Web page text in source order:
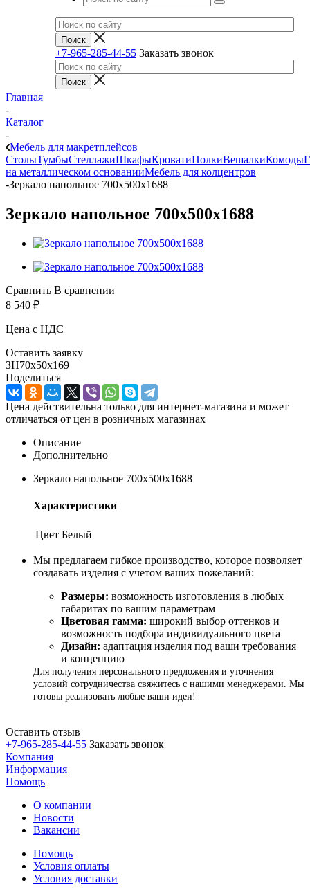
+7-965-285-44-55 Заказать звонок
Главная
-
Каталог
-
Мебель для макретплейсов
СтолыТумбыСтеллажиШкафыКроватиПолкиВешалкиКомоды
на металлическом основанииМебель для колцентров
-Зеркало напольное 700х500х1688
Зеркало напольное 700х500х1688
Сравнить В сравнении
8 540 ₽
Цена с НДС
Оставить заявку
ЗН70х50х169
Поделиться
Цена действительна только для интернет-магазина и может
отличаться от цен в розничных магазинах
Описание
Дополнительно
Зеркало напольное 700х500х1688
Характеристики
Цвет Белый
Мы предлагаем гибкое производство, которое позволяет
создавать изделия с учетом ваших пожеланий:
Размеры: возможность изготовления в любых
габаритах по вашим параметрам
Цветовая гамма: широкий выбор оттенков и
возможность подбора индивидуального цвета
Дизайн: адаптация изделия под ваши требования
и концепцию
Для получения персонального предложения и уточнения
условий сотрудничества свяжитесь с нашими менеджерами. Мы
готовы реализовать любые ваши идеи!
Оставить отзыв
+7-965-285-44-55 Заказать звонок
Компания
Информация
Помощь
О компании
Новости
Вакансии
Помощь
Условия оплаты
Условия доставки